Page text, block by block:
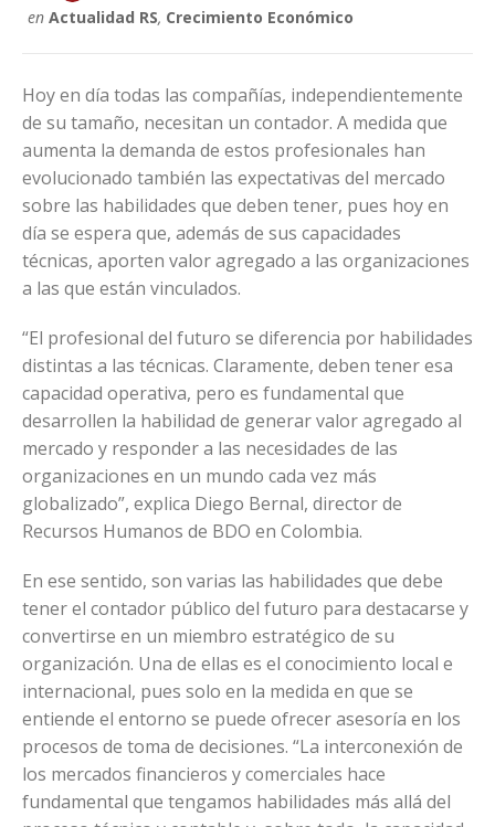
en Actualidad RS, Crecimiento Económico
Hoy en día todas las compañías, independientemente
de su tamaño, necesitan un contador. A medida que
aumenta la demanda de estos profesionales han
evolucionado también las expectativas del mercado
sobre las habilidades que deben tener, pues hoy en
día se espera que, además de sus capacidades
técnicas, aporten valor agregado a las organizaciones
a las que están vinculados.
“El profesional del futuro se diferencia por habilidades
distintas a las técnicas. Claramente, deben tener esa
capacidad operativa, pero es fundamental que
desarrollen la habilidad de generar valor agregado al
mercado y responder a las necesidades de las
organizaciones en un mundo cada vez más
globalizado”, explica Diego Bernal, director de
Recursos Humanos de BDO en Colombia.
En ese sentido, son varias las habilidades que debe
tener el contador público del futuro para destacarse y
convertirse en un miembro estratégico de su
organización. Una de ellas es el conocimiento local e
internacional, pues solo en la medida en que se
entiende el entorno se puede ofrecer asesoría en los
procesos de toma de decisiones. “La interconexión de
los mercados financieros y comerciales hace
fundamental que tengamos habilidades más allá del